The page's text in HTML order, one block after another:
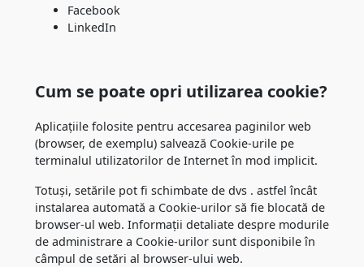
Facebook
LinkedIn
Cum se poate opri utilizarea cookie?
Aplicațiile folosite pentru accesarea paginilor web
(browser, de exemplu) salvează Cookie-urile pe
terminalul utilizatorilor de Internet în mod implicit.
Totuși, setările pot fi schimbate de dvs . astfel încât
instalarea automată a Cookie-urilor să fie blocată de
browser-ul web. Informații detaliate despre modurile
de administrare a Cookie-urilor sunt disponibile în
câmpul de setări al browser-ului web.